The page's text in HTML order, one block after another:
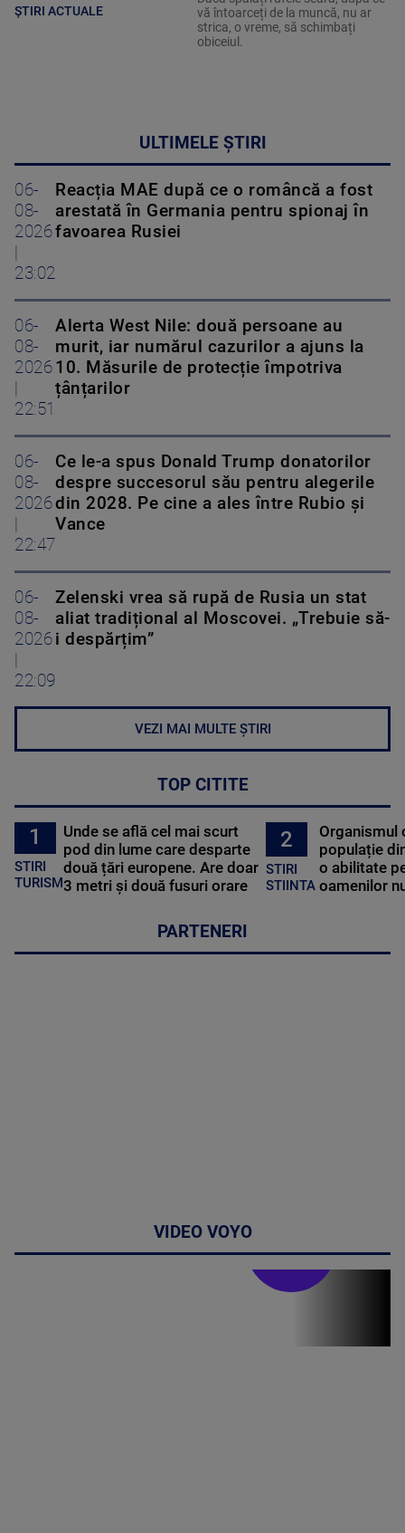
ȘTIRI ACTUALE
vă întoarceți de la muncă, nu ar
strica, o vreme, să schimbați
obiceiul.
ULTIMELE ȘTIRI
06-
08-
2026
23:02
Reacția MAE după ce o româncă a fost
arestată în Germania pentru spionaj în
favoarea Rusiei
06-
08-
2026
22:51
Alerta West Nile: două persoane au
murit, iar numărul cazurilor a ajuns la
10. Măsurile de protecție împotriva
țânțarilor
06-
08-
2026
22:47
Ce le-a spus Donald Trump donatorilor
despre succesorul său pentru alegerile
din 2028. Pe cine a ales între Rubio și
Vance
06-
08-
2026
22:09
Zelenski vrea să rupă de Rusia un stat
aliat tradițional al Moscovei. „Trebuie să-
i despărțim”
VEZI MAI MULTE ȘTIRI
TOP CITITE
1
STIRI
TURISM
Unde se află cel mai scurt
pod din lume care desparte
două țări europene. Are doar
3 metri și două fusuri orare
2
STIRI
STIINTA
Organismul
populație
o abilitate
oamenilor
PARTENERI
VIDEO VOYO